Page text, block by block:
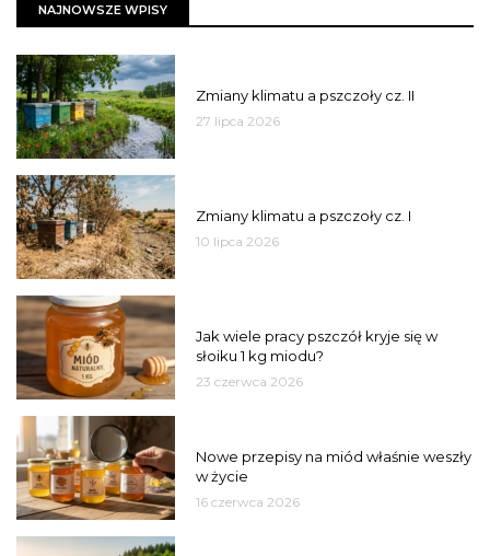
NAJNOWSZE WPISY
Zmiany klimatu a pszczoły cz. II
27 lipca 2026
Zmiany klimatu a pszczoły cz. I
10 lipca 2026
Jak wiele pracy pszczół kryje się w
słoiku 1 kg miodu?
23 czerwca 2026
Nowe przepisy na miód właśnie weszły
w życie
16 czerwca 2026